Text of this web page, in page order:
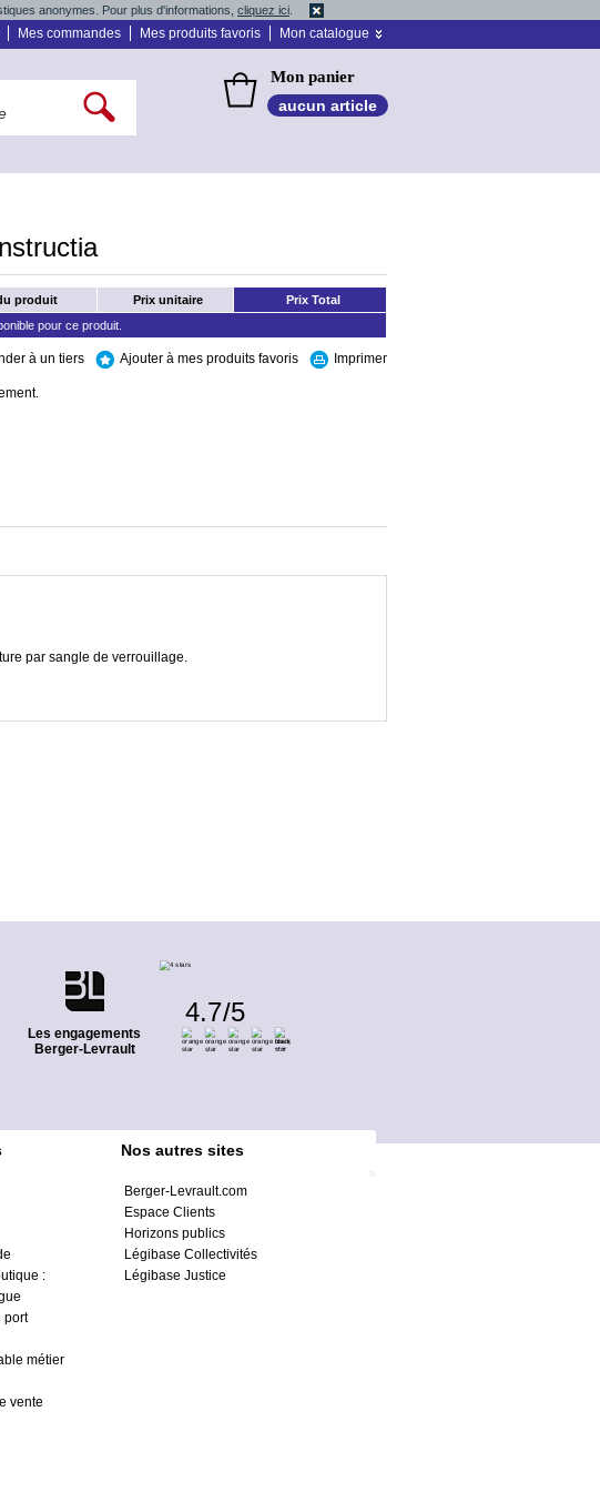
anonymes. Pour plus d'informations, cliquez ici
Mes commandes Mes produits favoris Mon catalogue
Mon panier
aucun article
produit Prix unitaire
Prix Total
pour ce produit.
à un tiers Ajouter à mes produits favoris Imprimer
par sangle de verrouillage.
Les engagements
Berger-Levrault
4.7/5
:
port
métier
vente
Nos autres sites
Berger-Levrault.com
Espace Clients
Horizons publics
Légibase Collectivités
Légibase Justice